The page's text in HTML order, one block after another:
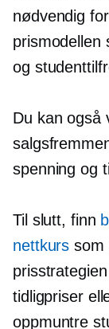
nødvendig
prismodellen
og
Du kan også
spenning og
Til slutt, finn
nettkurs som
tidligpriser
oppmuntre